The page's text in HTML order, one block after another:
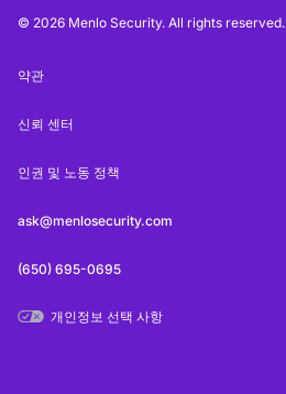
© 2026 Menlo Security. All rights reserved.
약관
신뢰 센터
인권 및 노동 정책
ask@menlosecurity.com
(650) 695-0695
개인정보 선택 사항